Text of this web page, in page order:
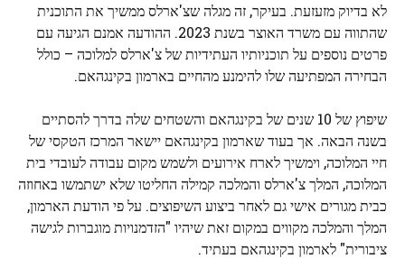
לא בדיוק מזעזעת. בעיקר, זה מגלה שצ'ארלס ממשיך את התוכנית
שהתווה עם משרד האוצר בשנת 2023. ההודעה אמנם הגיעה עם
פרטים נוספים על תוכניותיו העתידיות של צ'ארלס למלוכה – כולל
הבחירה המפתיעה שלו להימנע מהחיים בארמון בקינגהאם.
שיפוץ של 10 שנים של בקינגהאם והשטחים שלה בדרך להסתיים
בשנה הבאה. אך בעוד שארמון בקינגהאם יישאר המרכז הטקסי של
חיי המלוכה, וימשיך לארח אירועים ולשמש מקום עבודה לעובדי בית
המלוכה, המלך צ'ארלס והמלכה קמילה החליטו שלא ישתמשו באחוזה
כבית מגורים אישי גם לאחר ביצוע השיפוצים. על פי הודעת הארמון,
המלך והמלכה מקווים במקום זאת שיהיו "הזדמנויות מוגברות לגישה
ציבורית" לארמון בקינגהאם בעתיד.